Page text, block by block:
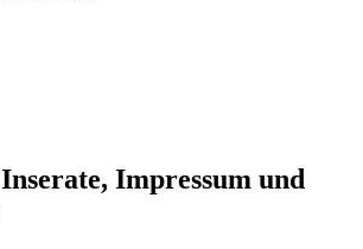
Inserate, Impressum und